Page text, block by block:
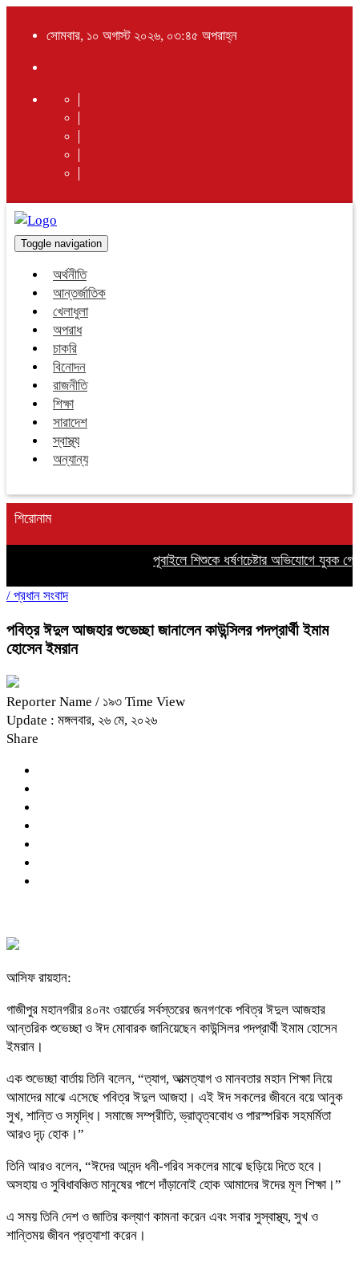
সোমবার, ১০ অগাস্ট ২০২৬, ০৩:৪৫ অপরাহ্ন
Toggle navigation
অর্থনীতি
আন্তর্জাতিক
খেলাধুলা
অপরাধ
চাকরি
বিনোদন
রাজনীতি
শিক্ষা
সারাদেশ
স্বাস্থ্য
অন্যান্য
শিরোনাম
পূবাইলে শিশুকে ধর্ষণচেষ্টার অভিযোগে যুবক
/ প্রধান সংবাদ
পবিত্র ঈদুল আজহার শুভেচ্ছা জানালেন কাউন্সিলর পদপ্রার্থী ইমাম
হোসেন ইমরান
Reporter Name / ১৯৩ Time View
Update : মঙ্গলবার, ২৬ মে, ২০২৬
Share
আসিফ রায়হান:
গাজীপুর মহানগরীর ৪০নং ওয়ার্ডের সর্বস্তরের জনগণকে পবিত্র ঈদুল আজহার
আন্তরিক শুভেচ্ছা ও ঈদ মোবারক জানিয়েছেন কাউন্সিলর পদপ্রার্থী ইমাম হোসেন
ইমরান।
এক শুভেচ্ছা বার্তায় তিনি বলেন, “ত্যাগ, আত্মত্যাগ ও মানবতার মহান শিক্ষা নিয়ে
আমাদের মাঝে এসেছে পবিত্র ঈদুল আজহা। এই ঈদ সকলের জীবনে বয়ে আনুক
সুখ, শান্তি ও সমৃদ্ধি। সমাজে সম্প্রীতি, ভ্রাতৃত্ববোধ ও পারস্পরিক সহমর্মিতা
আরও দৃঢ় হোক।”
তিনি আরও বলেন, “ঈদের আনন্দ ধনী-গরিব সকলের মাঝে ছড়িয়ে দিতে হবে।
অসহায় ও সুবিধাবঞ্চিত মানুষের পাশে দাঁড়ানোই হোক আমাদের ঈদের মূল শিক্ষা।”
এ সময় তিনি দেশ ও জাতির কল্যাণ কামনা করেন এবং সবার সুস্বাস্থ্য, সুখ ও
শান্তিময় জীবন প্রত্যাশা করেন।